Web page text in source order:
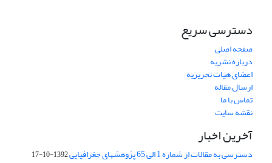
دسترسی سریع
صفحه اصلی
درباره نشریه
اعضای هیات تحریریه
ارسال مقاله
تماس با ما
نقشه سایت
آخرین اخبار
دسترسی به مقالات از شماره 1 الی 65 پژوهشهای جغرافیایی 1392-10-17